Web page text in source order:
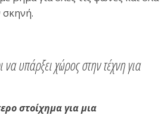
υπάρξει χώρος στην τέχνη για
στοίχημα για μια